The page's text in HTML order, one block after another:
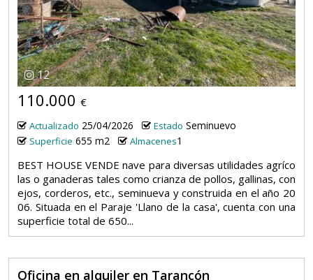
12
110.000 €
Actualizado 25/04/2026 Estado Seminuevo
Superficie 655 m2 Almacenes1
BEST HOUSE VENDE nave para diversas utilidades agríco
las o ganaderas tales como crianza de pollos, gallinas, con
ejos, corderos, etc., seminueva y construida en el año 20
06. Situada en el Paraje 'Llano de la casa', cuenta con una
superficie total de 650...
Oficina en alquiler en Tarancón